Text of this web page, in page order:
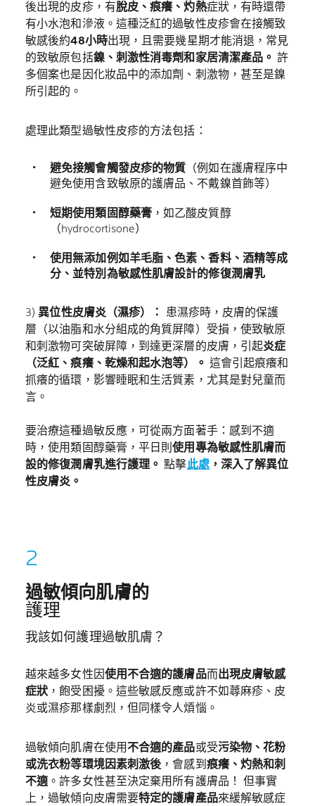
後出現的皮疹，有脫皮、痕癢、灼熱症狀，有時還帶
有小水泡和滲液。這種泛紅的過敏性皮疹會在接觸致
敏感後約48小時出現，且需要幾星期才能消退，常見
的致敏原包括鎳、刺激性消毒劑和家居清潔產品。 許
多個案也是因化妝品中的添加劑、刺激物，甚至是鎳
所引起的。
處理此類型過敏性皮疹的方法包括：
避免接觸會觸發皮疹的物質 （例如在護膚程序中
避免使用含致敏原的護膚品、不戴鎳首飾等）
短期使用類固醇藥膏，如乙酸皮質醇
（hydrocortisone）
使用無添加例如羊毛脂、色素、香料、酒精等成
分、並特別為敏感性肌膚設計的修復潤膚乳
3)異位性皮膚炎（濕疹）：
患濕疹時，皮膚的保護
層（以油脂和水分組成的角質屏障）受損，使致敏原
和刺激物可突破屏障，到達更深層的皮膚，引起炎症
（泛紅、痕癢、乾燥和起水泡等）。 這會引起痕癢和
抓癢的循環，影響睡眠和生活質素，尤其是對兒童而
言。
要治療這種過敏反應，可從兩方面著手：感到不適
時，使用類固醇藥膏，平日則使用專為敏感性肌膚而
設的修復潤膚乳進行護理。 點擊此處，深入了解異位
性皮膚炎。
過敏傾向肌膚的
護理
我該如何護理過敏肌膚？
越來越多女性因使用不合適的護膚品而出現皮膚敏感
症狀，飽受困擾。這些敏感反應或許不如蕁麻疹、皮
炎或濕疹那樣劇烈，但同樣令人煩惱。
過敏傾向肌膚在使用不合適的產品或受污染物、花粉
或洗衣粉等環境因素刺激後，會感到痕癢、灼熱和刺
不適。許多女性甚至決定棄用所有護膚品！ 但事實
上，過敏傾向皮膚需要特定的護膚產品來緩解敏感症